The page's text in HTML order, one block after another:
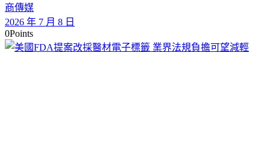
商傳媒
2026 年 7 月 8 日
0Points